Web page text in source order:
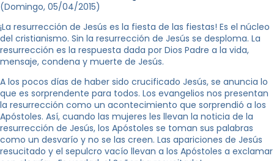
(Domingo, 05/04/2015)
¡La resurrección de Jesús es la fiesta de las fiestas! Es el núcleo
del cristianismo. Sin la resurrección de Jesús se desploma. La
resurrección es la respuesta dada por Dios Padre a la vida,
mensaje, condena y muerte de Jesús.
A los pocos días de haber sido crucificado Jesús, se anuncia lo
que es sorprendente para todos. Los evangelios nos presentan
la resurrección como un acontecimiento que sorprendió a los
Apóstoles. Así, cuando las mujeres les llevan la noticia de la
resurrección de Jesús, los Apóstoles se toman sus palabras
como un desvarío y no se las creen. Las apariciones de Jesús
resucitado y el sepulcro vacío llevan a los Apóstoles a exclamar